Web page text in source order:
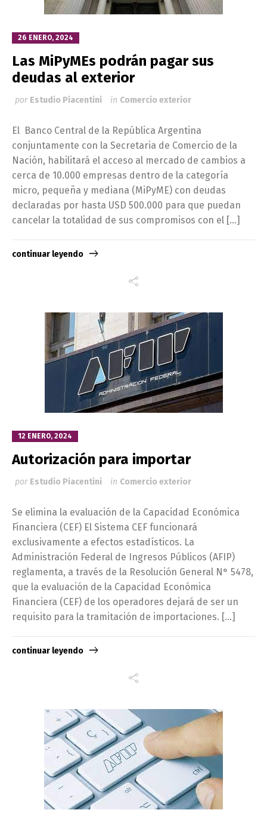
26 ENERO, 2024
Las MiPyMEs podrán pagar sus
deudas al exterior
por Estudio Piacentini in Comercio exterior
El Banco Central de la República Argentina
conjuntamente con la Secretaria de Comercio de la
Nación, habilitará el acceso al mercado de cambios a
cerca de 10.000 empresas dentro de la categoría
micro, pequeña y mediana (MiPyME) con deudas
declaradas por hasta USD 500.000 para que puedan
cancelar la totalidad de sus compromisos con el […]
continuar leyendo
12 ENERO, 2024
Autorización para importar
por Estudio Piacentini in Comercio exterior
Se elimina la evaluación de la Capacidad Económica
Financiera (CEF) El Sistema CEF funcionará
exclusivamente a efectos estadísticos. La
Administración Federal de Ingresos Públicos (AFIP)
reglamenta, a través de la Resolución General N° 5478,
que la evaluación de la Capacidad Económica
Financiera (CEF) de los operadores dejará de ser un
requisito para la tramitación de importaciones. […]
continuar leyendo